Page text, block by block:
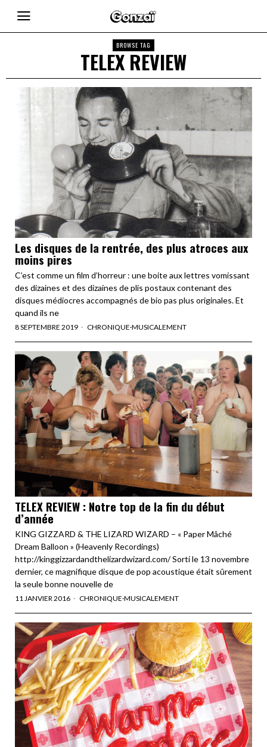
BROWSE TAG
TELEX REVIEW
Les disques de la rentrée, des plus atroces aux
moins pires
C’est comme un film d’horreur : une boite aux lettres vomissant
des dizaines et des dizaines de plis postaux contenant des
disques médiocres accompagnés de bio pas plus originales. Et
quand ils ne
8 SEPTEMBRE 2019 CHRONIQUE·MUSICALEMENT
TELEX REVIEW : Notre top de la fin du début
d’année
KING GIZZARD & THE LIZARD WIZARD – « Paper Mâché
Dream Balloon » (Heavenly Recordings)
http://kinggizzardandthelizardwizard.com/ Sorti le 13 novembre
dernier, ce magnifique disque de pop acoustique était sûrement
la seule bonne nouvelle de
11 JANVIER 2016 CHRONIQUE·MUSICALEMENT